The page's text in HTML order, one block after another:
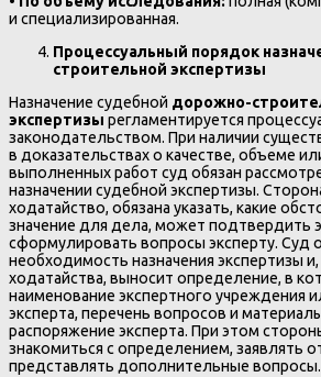
и специализированная.
Процессуальный порядок
строительной экспертизы
Назначение судебной дорожно-
экспертизы регламентируется
законодательством. При наличии
в доказательствах о качестве, объеме
выполненных работ суд обязан
назначении судебной экспертизы.
ходатайство, обязана указать, какие
значение для дела, может подтвердить
сформулировать вопросы эксперту. Суд
необходимость назначения экспертизы
ходатайства, выносит определение, в
наименование экспертного учреждения
эксперта, перечень вопросов и
распоряжение эксперта. При этом
знакомиться с определением, заявлять
представлять дополнительные вопросы.